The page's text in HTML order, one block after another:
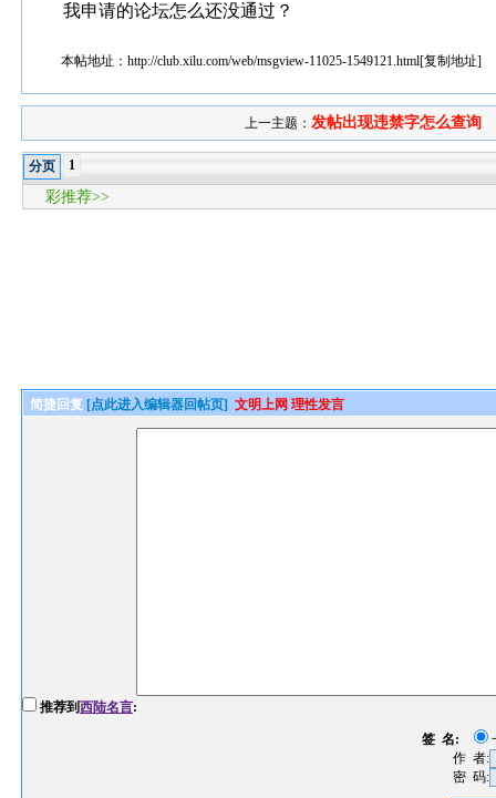
我申请的论坛怎么还没通过？
本帖地址：http://club.xilu.com/web/msgview-11025-1549121.html[复制地址]
上一主题： 发帖出现违禁字怎么查询
分页 1
彩推荐>>
简捷回复 [点此进入编辑器回帖页] 文明上网 理性发言
推荐到西陆名言:
签 名:
作 者:
密 码: